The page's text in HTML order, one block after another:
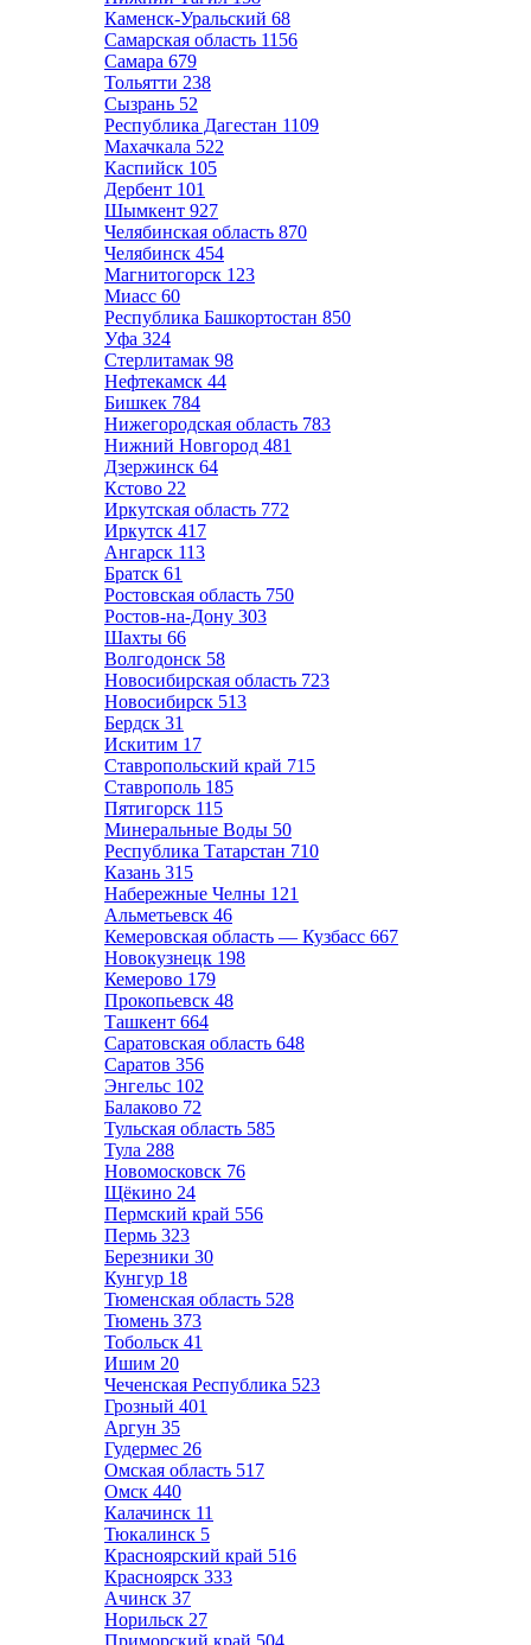
Каменск-Уральский 68
Самарская область 1156
Самара 679
Тольятти 238
Сызрань 52
Республика Дагестан 1109
Махачкала 522
Каспийск 105
Дербент 101
Шымкент 927
Челябинская область 870
Челябинск 454
Магнитогорск 123
Миасс 60
Республика Башкортостан 850
Уфа 324
Стерлитамак 98
Нефтекамск 44
Бишкек 784
Нижегородская область 783
Нижний Новгород 481
Дзержинск 64
Кстово 22
Иркутская область 772
Иркутск 417
Ангарск 113
Братск 61
Ростовская область 750
Ростов-на-Дону 303
Шахты 66
Волгодонск 58
Новосибирская область 723
Новосибирск 513
Бердск 31
Искитим 17
Ставропольский край 715
Ставрополь 185
Пятигорск 115
Минеральные Воды 50
Республика Татарстан 710
Казань 315
Набережные Челны 121
Альметьевск 46
Кемеровская область — Кузбасс 667
Новокузнецк 198
Кемерово 179
Прокопьевск 48
Ташкент 664
Саратовская область 648
Саратов 356
Энгельс 102
Балаково 72
Тульская область 585
Тула 288
Новомосковск 76
Щёкино 24
Пермский край 556
Пермь 323
Березники 30
Кунгур 18
Тюменская область 528
Тюмень 373
Тобольск 41
Ишим 20
Чеченская Республика 523
Грозный 401
Аргун 35
Гудермес 26
Омская область 517
Омск 440
Калачинск 11
Тюкалинск 5
Красноярский край 516
Красноярск 333
Ачинск 37
Норильск 27
Приморский край 504